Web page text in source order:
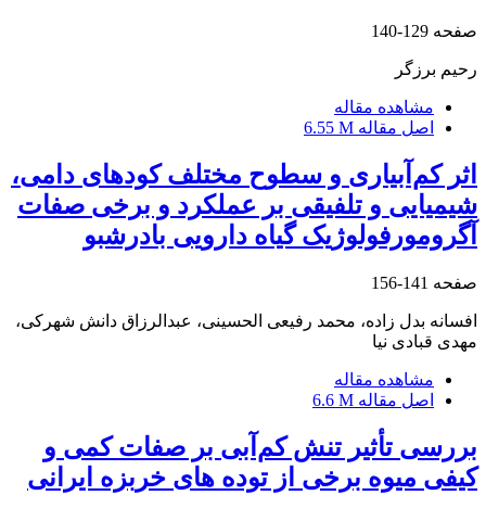
صفحه 129-140
رحیم برزگر
مشاهده مقاله
اصل مقاله 6.55 M
اثر کم‌آبیاری و سطوح مختلف کودهای دامی،
شیمیایی و تلفیقی بر عملکرد و برخی صفات
آگرومورفولوژیک گیاه دارویی بادرشبو
صفحه 141-156
افسانه بدل زاده، محمد رفیعی الحسینی، عبدالرزاق دانش شهرکی،
مهدی قبادی نیا
مشاهده مقاله
اصل مقاله 6.6 M
بررسی تأثیر تنش کم‌آبی بر صفات کمی و
کیفی میوه برخی از توده های خربزه‌ ایرانی